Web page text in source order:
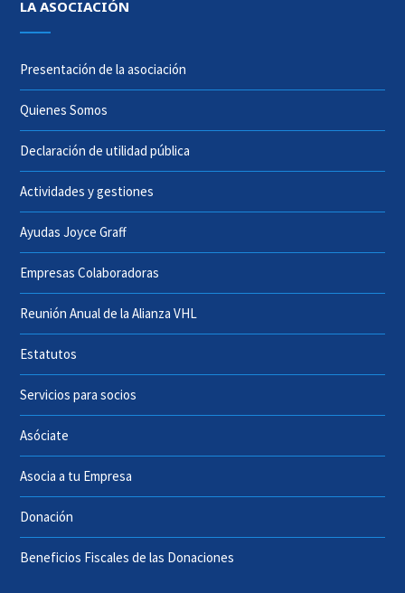
LA ASOCIACIÓN
Presentación de la asociación
Quienes Somos
Declaración de utilidad pública
Actividades y gestiones
Ayudas Joyce Graff
Empresas Colaboradoras
Reunión Anual de la Alianza VHL
Estatutos
Servicios para socios
Asóciate
Asocia a tu Empresa
Donación
Beneficios Fiscales de las Donaciones